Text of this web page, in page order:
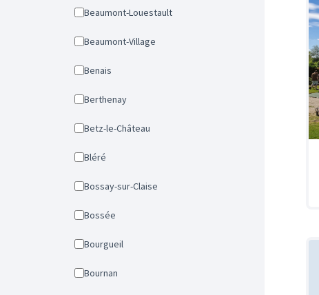
Beaumont-Louestault
Beaumont-Village
Benais
Berthenay
Betz-le-Château
Bléré
Bossay-sur-Claise
Bossée
Bourgueil
Bournan